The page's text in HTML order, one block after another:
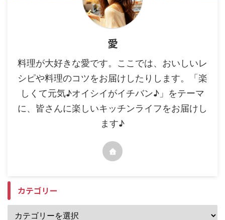
愛
料理が大好きな愛です。ここでは、おいしいレ
シピや料理のコツをお届けしたりします。「楽
しくて元気♪オイシイがイチバン♪」をテーマ
に、皆さんに楽しいキッチンライフをお届けし
ます♪
カテゴリー